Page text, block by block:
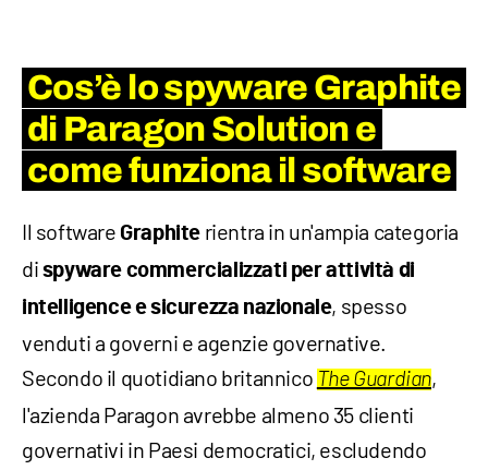
Cos’è lo spyware Graphite
di Paragon Solution e
come funziona il software
Il software Graphite rientra in un'ampia categoria
di spyware commercializzati per attività di
intelligence e sicurezza nazionale, spesso
venduti a governi e agenzie governative.
Secondo il quotidiano britannico The Guardian,
l'azienda Paragon avrebbe almeno 35 clienti
governativi in Paesi democratici, escludendo